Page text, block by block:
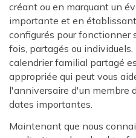
créant ou en marquant un
importante et en
configurés pour fonctionner
fois, partagés ou
calendrier familial partagé
appropriée qui peut vous
l'anniversaire d'un membre
dates importantes.
Maintenant que nous